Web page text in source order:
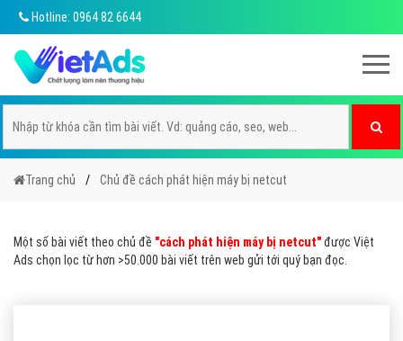
Hotline: 0964 82 6644
Trang chủ Chủ đề cách phát hiện máy bị netcut
Một số bài viết theo chủ đề "cách phát hiện máy bị netcut"được Việt
Ads chọn lọc từ hơn >50.000 bài viết trên web gửi tới quý bạn đọc.